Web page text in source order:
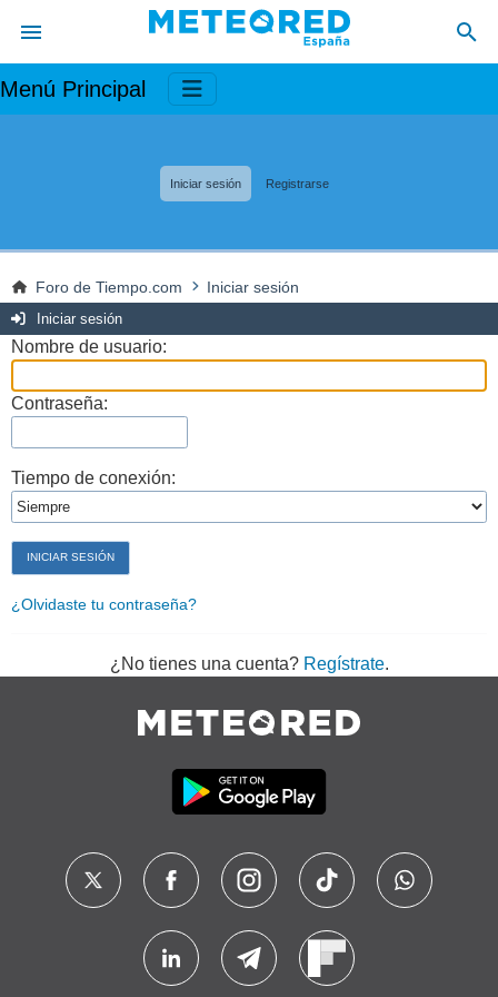
Menú Principal
Iniciar sesión Registrarse
Foro de Tiempo.com Iniciar sesión
Iniciar sesión
Nombre de usuario:
Contraseña:
Tiempo de conexión:
¿Olvidaste tu contraseña?
¿No tienes una cuenta? Regístrate.